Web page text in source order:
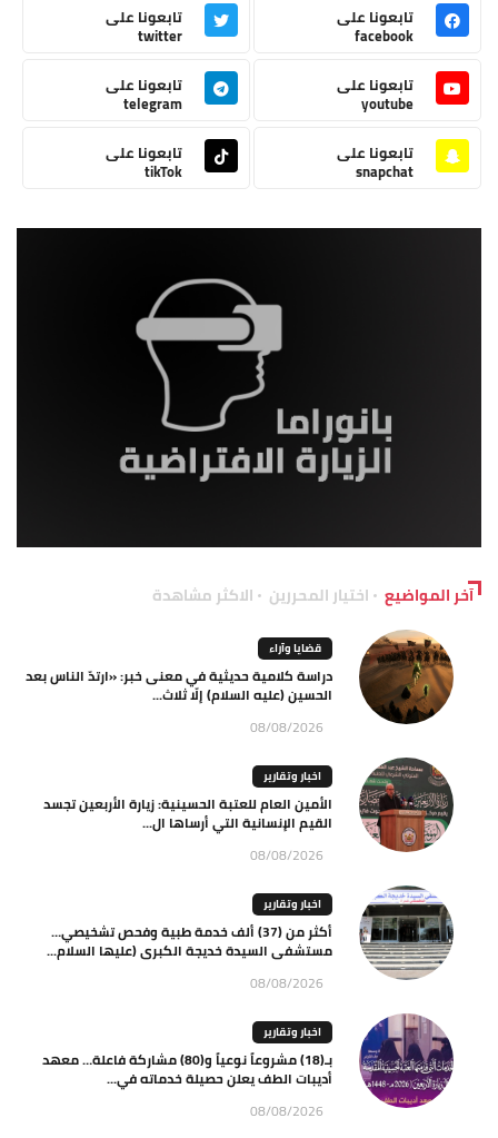
تابعونا على
facebook
تابعونا على
twitter
تابعونا على
youtube
تابعونا على
telegram
تابعونا على
snapchat
تابعونا على
tikTok
آخر المواضيع اختيار المحررين الاكثر مشاهدة
قضايا وآراء
دراسة كلامية حديثية في معنى خبر: «ارتدّ الناس بعد
الحسين (عليه السلام) إلّا ثلاث...
08/08/2026
اخبار وتقارير
الأمين العام للعتبة الحسينية: زيارة الأربعين تجسد
القيم الإنسانية التي أرساها ال...
08/08/2026
اخبار وتقارير
أكثر من (37) ألف خدمة طبية وفحص تشخيصي…
مستشفى السيدة خديجة الكبرى (عليها السلام...
08/08/2026
اخبار وتقارير
بـ(18) مشروعاً نوعياً و(80) مشاركة فاعلة… معهد
أديبات الطف يعلن حصيلة خدماته في...
08/08/2026